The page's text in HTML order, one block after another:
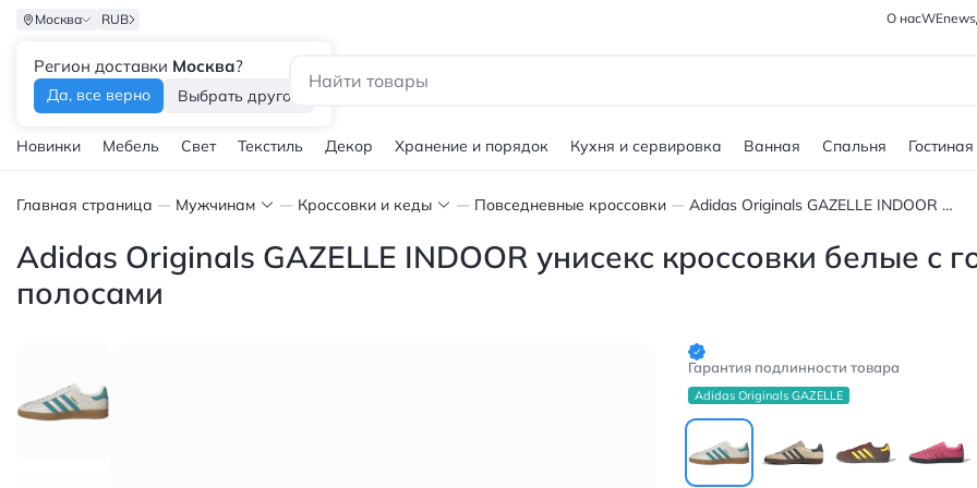
Москва
Регион доставки Москва?
Да, все верно Выбрать другой
RUB О насWEnews
Новинки Мебель Свет Текстиль Декор Хранение и порядок Кухня и сервировка Ванная Спальня Гостиная
Главная страница Мужчинам Кроссовки и кеды Повседневные кроссовки Adidas Originals GAZELLE INDOOR унисекс кроссовки белые с голубыми полосами
Adidas Originals GAZELLE INDOOR унисекс кроссовки белые с
полосами
Гарантия подлинности товара
Adidas Originals GAZELLE